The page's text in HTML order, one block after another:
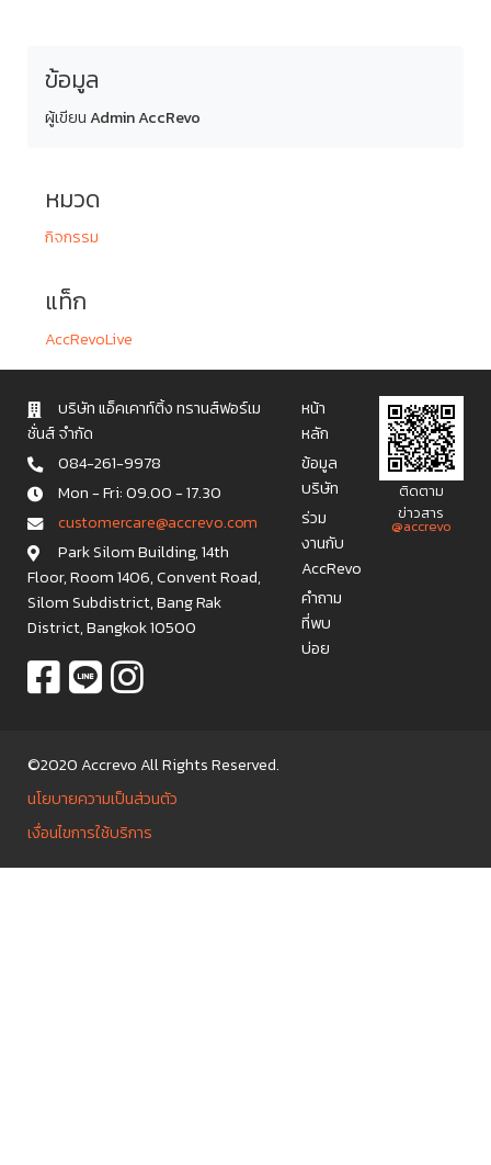
ข้อมูล
ผู้เขียนAdmin AccRevo
หมวด
กิจกรรม
แท็ก
AccRevoLive
บริษัท แอ็คเคาท์ติ้ง ทรานส์ฟอร์เม
ชั่นส์ จำกัด
084-261-9978
Mon - Fri: 09.00 - 17.30
c u s t o m e r c a r e @ a c c r e v o . c o m
Park Silom Building, 14th
Floor, Room 1406, Convent Road,
Silom Subdistrict, Bang Rak
District, Bangkok 10500
หน้า
หลัก
ข้อมูล
บริษัท
ร่วม
งานกับ
AccRevo
คำถาม
ที่พบ
บ่อย
ติดตาม
ข่าวสาร
@accrevo
©2020 Accrevo All Rights Reserved.
นโยบายความเป็นส่วนตัว
เงื่อนไขการใช้บริการ